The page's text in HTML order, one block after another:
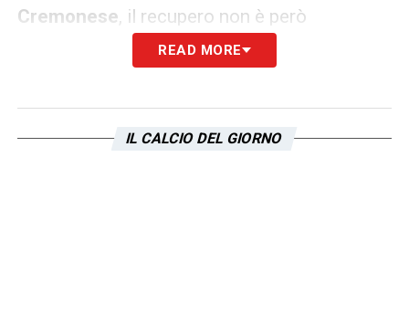
Cremonese, il recupero non è però
Marcos Antonio,invece, è alle prese
con i dolori alla caviglia sinistra. Il recupero
assoluta: si piazzerà traMilinkovic
READ MORE
IL CALCIO DEL GIORNO